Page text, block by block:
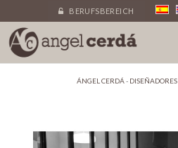
BERUFSBEREICH
ÁNGEL CERDÁ- DISEÑADORES